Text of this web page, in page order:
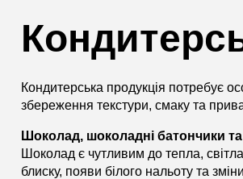
Кондитерська продукція потребує
збереження текстури, смаку та
Шоколад, шоколадні батончики
Шоколад є чутливим до тепла,
блиску, появи білого нальоту та